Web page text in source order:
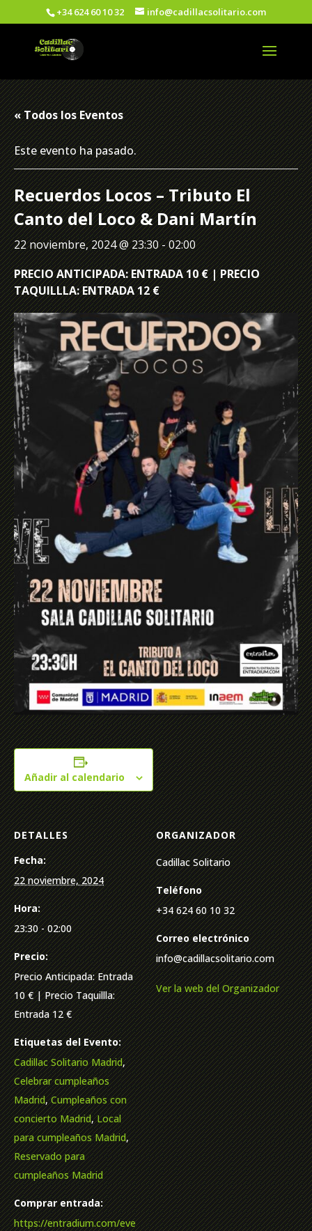
+34 624 60 10 32 info@cadillacsolitario.com
« Todos los Eventos
Este evento ha pasado.
Recuerdos Locos – Tributo El
Canto del Loco & Dani Martín
22 noviembre, 2024 @ 23:30-02:00
PRECIO ANTICIPADA: ENTRADA 10 € | PRECIO
TAQUILLLA: ENTRADA 12 €
Añadir al calendario
DETALLES
Fecha:
22 noviembre, 2024
Hora:
23:30 - 02:00
Precio:
Precio Anticipada: Entrada
10 € | Precio Taquillla:
Entrada 12 €
Etiquetas del Evento:
Cadillac Solitario Madrid,
Celebrar cumpleaños
Madrid,Cumpleaños con
concierto Madrid,Local
para cumpleaños Madrid,
Reservado para
cumpleaños Madrid
Comprar entrada:
https://entradium.com/eve
ORGANIZADOR
Cadillac Solitario
Teléfono
+34 624 60 10 32
Correo electrónico
info@cadillacsolitario.com
Ver la web del Organizador